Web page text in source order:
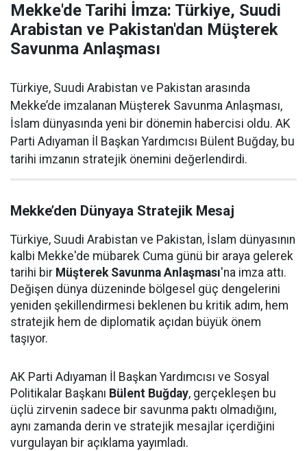
Mekke'de Tarihi İmza: Türkiye, Suudi
Arabistan ve Pakistan'dan Müşterek
Savunma Anlaşması
Türkiye, Suudi Arabistan ve Pakistan arasında
Mekke’de imzalanan Müşterek Savunma Anlaşması,
İslam dünyasında yeni bir dönemin habercisi oldu. AK
Parti Adıyaman İl Başkan Yardımcısı Bülent Buğday, bu
tarihi imzanın stratejik önemini değerlendirdi.
Mekke’den Dünyaya Stratejik Mesaj
Türkiye, Suudi Arabistan ve Pakistan, İslam dünyasının
kalbi Mekke'de mübarek Cuma günü bir araya gelerek
tarihi bir Müşterek Savunma Anlaşması'na imza attı.
Değişen dünya düzeninde bölgesel güç dengelerini
yeniden şekillendirmesi beklenen bu kritik adım, hem
stratejik hem de diplomatik açıdan büyük önem
taşıyor.
AK Parti Adıyaman İl Başkan Yardımcısı ve Sosyal
Politikalar Başkanı Bülent Buğday, gerçekleşen bu
üçlü zirvenin sadece bir savunma paktı olmadığını,
aynı zamanda derin ve stratejik mesajlar içerdiğini
vurgulayan bir açıklama yayımladı.